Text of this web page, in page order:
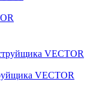
VECTOR